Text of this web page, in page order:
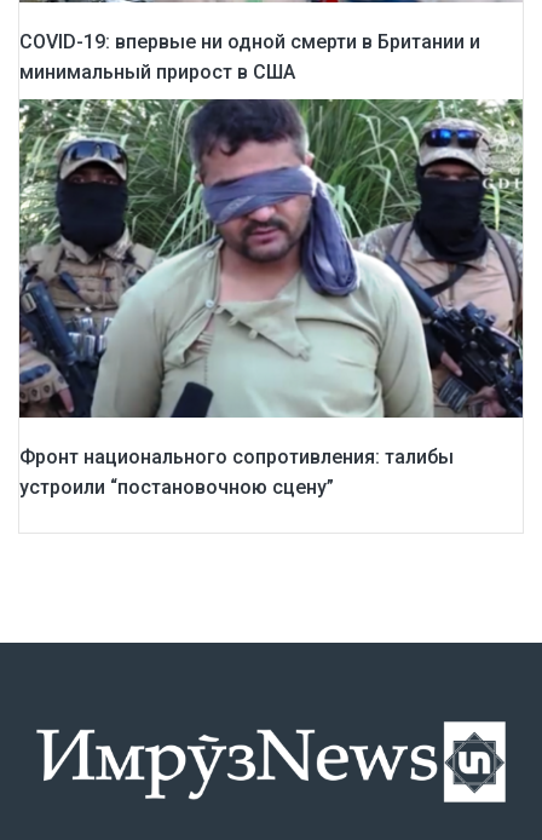
COVID-19: впервые ни одной смерти в Британии и
минимальный прирост в США
Фронт национального сопротивления: талибы
устроили “постановочною сцену”